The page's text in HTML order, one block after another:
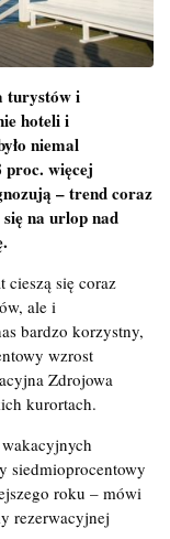
turystów i
hoteli i
niemal
proc. więcej
– trend coraz
na urlop nad
cieszą się coraz
ale i
bardzo korzystny,
wzrost
Zdrojowa
kurortach.
siedmioprocentowy
roku – mówi
rezerwacyjnej